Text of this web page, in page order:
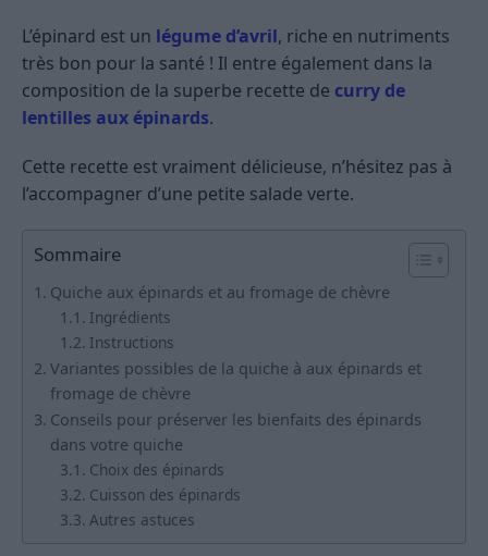
L’épinard est un légume d’avril, riche en nutriments
très bon pour la santé ! Il entre également dans la
composition de la superbe recette de curry de
lentilles aux épinards.
Cette recette est vraiment délicieuse, n’hésitez pas à
l’accompagner d’une petite salade verte.
Sommaire
Quiche aux épinards et au fromage de chèvre
Ingrédients
Instructions
Variantes possibles de la quiche à aux épinards et
fromage de chèvre
Conseils pour préserver les bienfaits des épinards
dans votre quiche
Choix des épinards
Cuisson des épinards
Autres astuces